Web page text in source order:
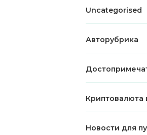
Uncategorised
Авторубрика
Криптовалюта
Новости для